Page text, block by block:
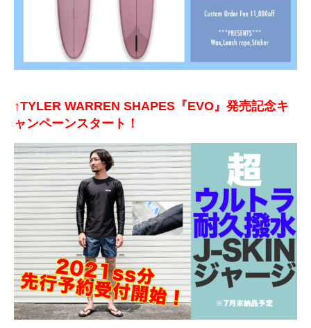
↑TYLER WARREN SHAPES『EVO』発売記念キ
ャンペーンスタート！